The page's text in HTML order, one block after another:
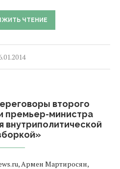
ЧТЕНИЕ
второго
премьер-министра
внутриполитической
Армен Мартиросян,